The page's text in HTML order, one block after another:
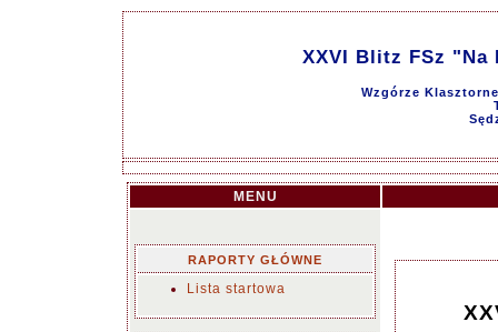
XXVI Blitz FSz
Wzgórze
MENU
RAPORTY GŁÓWNE
Lista startowa